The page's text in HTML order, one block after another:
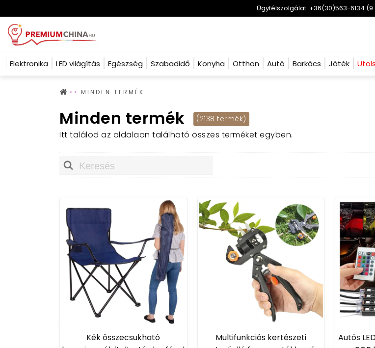
Ügyfélszolgálat: +36(30)563-6134 (9
Elektronika LED világítás Egészség Szabadidő Konyha Otthon Autó Barkács Játék
MINDEN TERMÉK
Minden termék (2138 termék)
Itt találod az oldalaon található összes terméket egyben.
Kék összecsukható
Multifunkciós kertészeti
Autós